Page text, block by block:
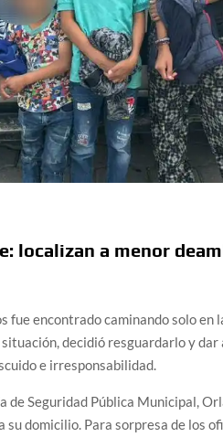
localizan a menor
fue encontrado caminando solo
decidió resguardarlo y
e irresponsabilidad.
de Seguridad Pública Municipal,
su domicilio. Para sorpresa de los